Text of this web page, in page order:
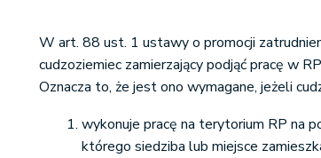
W art. 88 ust. 1 ustawy o promocji
cudzoziemiec zamierzający podjąć pracę w
Oznacza to, że jest ono wymagane, jeżeli
wykonuje pracę na terytorium RP na
którego siedziba lub miejsce